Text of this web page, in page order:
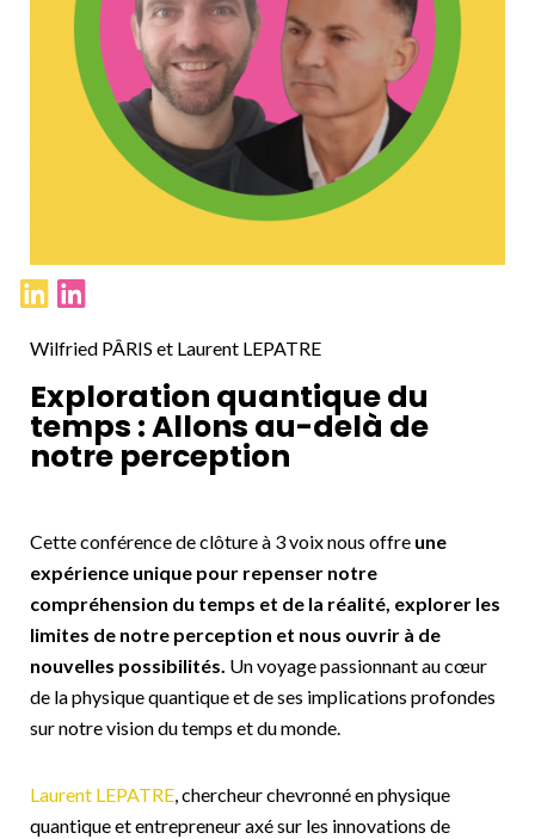
Wilfried PÂRIS et Laurent LEPATRE
Exploration quantique du
temps : Allons au-delà de
notre perception
Cette conférence de clôture à 3 voix nous offre une
expérience unique pour repenser notre
compréhension du temps et de la réalité, explorer les
limites de notre perception et nous ouvrir à de
nouvelles possibilités. Un voyage passionnant au cœur
de la physique quantique et de ses implications profondes
sur notre vision du temps et du monde.
Laurent LEPATRE, chercheur chevronné en physique
quantique et entrepreneur axé sur les innovations de